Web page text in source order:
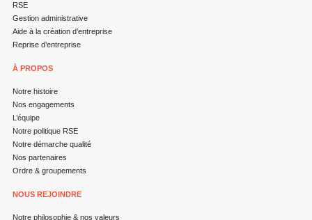
RSE
Gestion administrative
Aide à la création d’entreprise
Reprise d’entreprise
À PROPOS
Notre histoire
Nos engagements
L’équipe
Notre politique RSE
Notre démarche qualité
Nos partenaires
Ordre & groupements
NOUS REJOINDRE
Notre philosophie & nos valeurs